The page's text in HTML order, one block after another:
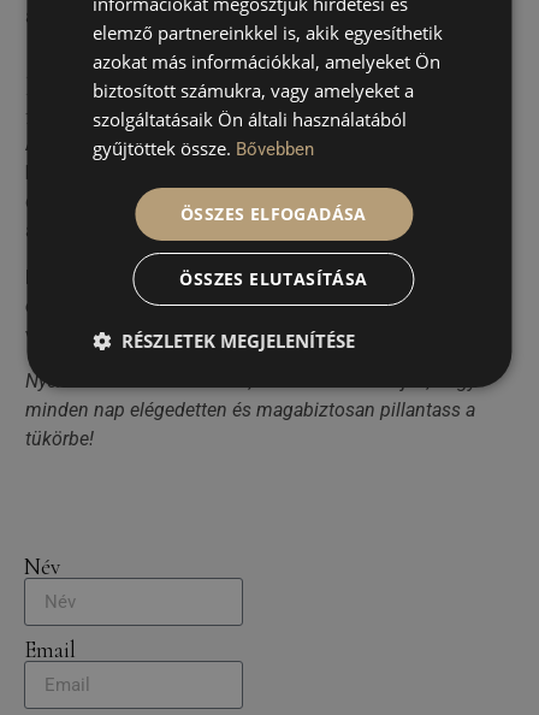
át.
Határozott arckontúr és magabiztos
mindennapok? Csak rajtad múlik!
A toka zsírleszívás az egyik legbiztosabb módja annak,
hogy tartósan és látványosan fiatalíts az arcodon.
csupán a külső megjelenésed változik meg pozitívan, de
a mindennapi önbizalmad is jelentősen növekedhet.
Ne érd be az átmeneti praktikák bizonytalan
eredményeivel– a toka zsírleszívás tartós és biztos
változást hoz az életedbe.
Nyerd vissza arcod fiatalos, határozott kontúrjait, hogy
minden nap elégedetten és magabiztosan pillantass a
tükörbe!
Név
Email
elemző partnereinkkel is, akik egyesíthetik
azokat más információkkal, amelyeket Ön
biztosított számukra, vagy amelyeket a
szolgáltatásaik Ön általi használatából
gyűjtöttek össze. Bővebben
ÖSSZES ELFOGADÁSA
ÖSSZES ELUTASÍTÁSA
RÉSZLETEK MEGJELENÍTÉSE